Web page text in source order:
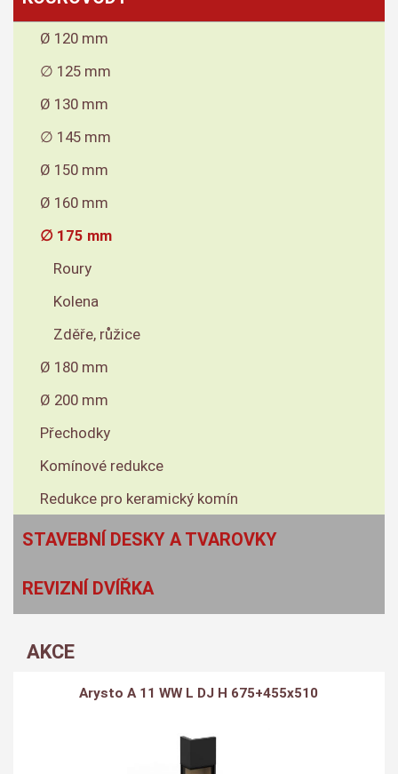
Ø 120 mm
∅ 125 mm
Ø 130 mm
∅ 145 mm
Ø 150 mm
Ø 160 mm
∅ 175 mm
Roury
Kolena
Zděře, růžice
Ø 180 mm
Ø 200 mm
Přechodky
Komínové redukce
Redukce pro keramický komín
STAVEBNÍ DESKY A TVAROVKY
REVIZNÍ DVÍŘKA
AKCE
Arysto A 11 WW L DJ H 675+455x510